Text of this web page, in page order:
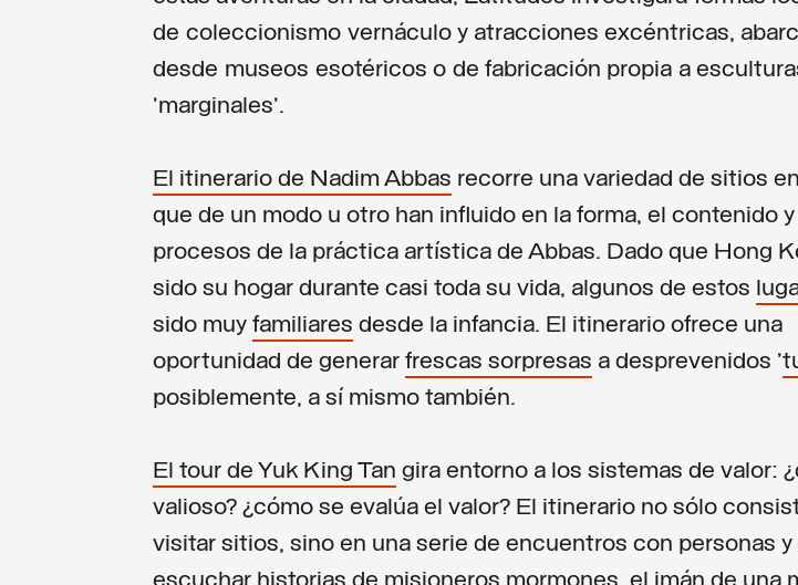
de coleccionismo vernáculo y atracciones excéntricas,
desde museos esotéricos o de fabricación propia a
'marginales'.
El itinerario de Nadim Abbas recorre una variedad de sitios
que de un modo u otro han influido en la forma, el contenido
procesos de la práctica artística de Abbas. Dado que Hong
sido su hogar durante casi toda su vida, algunos de estos
sido muy familiares desde la infancia. El itinerario ofrece una
oportunidad de generar frescas sorpresas a desprevenidos '
posiblemente, a sí mismo también.
El tour de Yuk King Tan gira entorno a los sistemas de valor:
valioso? ¿cómo se evalúa el valor? El itinerario no sólo
visitar sitios, sino en una serie de encuentros con personas y